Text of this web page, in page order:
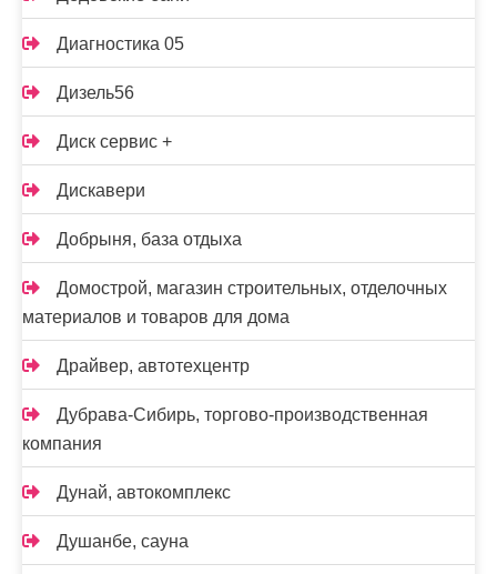
Диагностика 05
Дизель56
Диск сервис +
Дискавери
Добрыня, база отдыха
Домострой, магазин строительных, отделочных
материалов и товаров для дома
Драйвер, автотехцентр
Дубрава-Сибирь, торгово-производственная
компания
Дунай, автокомплекс
Душанбе, сауна